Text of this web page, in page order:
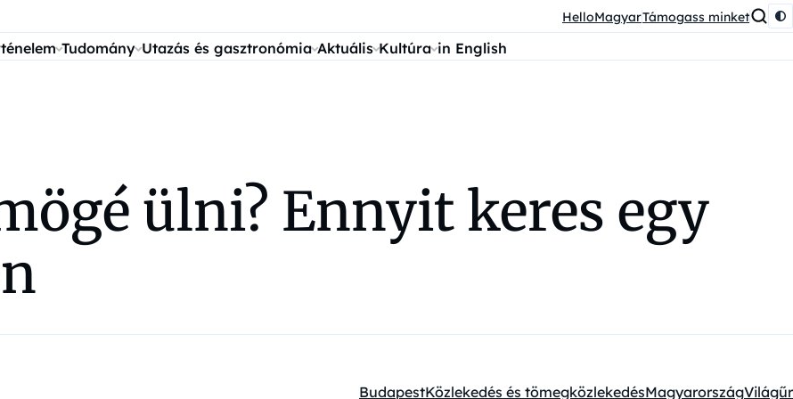
HelloMagyarTámogass minket
Tudomány Utazás és gasztronómia Aktuális Kultúra in English
ülni? Ennyit keres egy
BudapestKözlekedés és tömegközlekedésMagyarországVilágűr